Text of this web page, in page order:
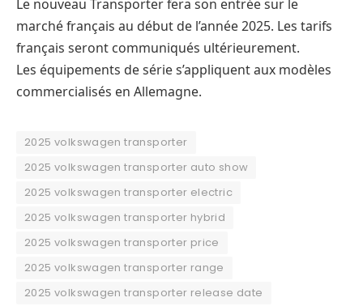
Le nouveau Transporter fera son entrée sur le
marché français au début de l’année 2025. Les tarifs
français seront communiqués ultérieurement.
Les équipements de série s’appliquent aux modèles
commercialisés en Allemagne.
2025 volkswagen transporter
2025 volkswagen transporter auto show
2025 volkswagen transporter electric
2025 volkswagen transporter hybrid
2025 volkswagen transporter price
2025 volkswagen transporter range
2025 volkswagen transporter release date